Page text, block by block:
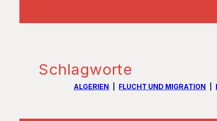
Schlagworte
ALGERIEN FLUCHT UND MIGRATION